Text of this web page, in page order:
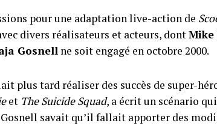
pour une adaptation live-action de
divers réalisateurs et acteurs, dontMike
Gosnell ne soit engagé en octobre 2000.
plus tard réaliser des succès de super-
et The Suicide Squad, a écrit un scénario
Gosnell savait qu’il fallait apporter des